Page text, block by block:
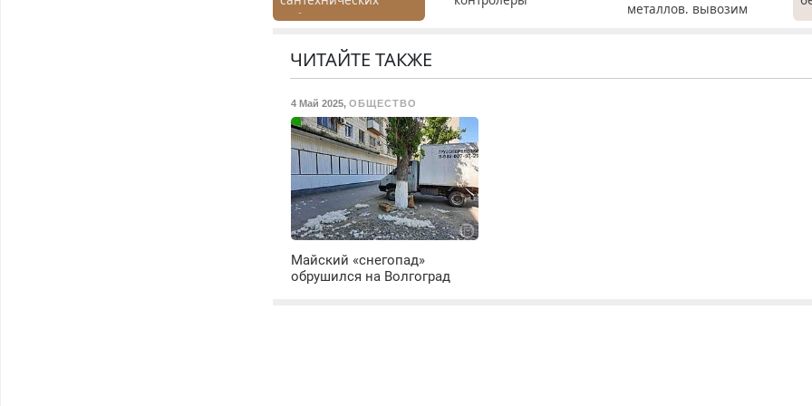
работ. Быстро.
Недорого.
любой. Бесплатное
проживание. З/п – до
96000 рублей до
вычета налогов.
Ежемесячно
выплачивается
денежная премия.
металлов, вывозим
ЧИТАЙТЕ ТАКЖЕ
4 Май 2025,ОБЩЕСТВО
Майский «снегопад»
обрушился на Волгоград